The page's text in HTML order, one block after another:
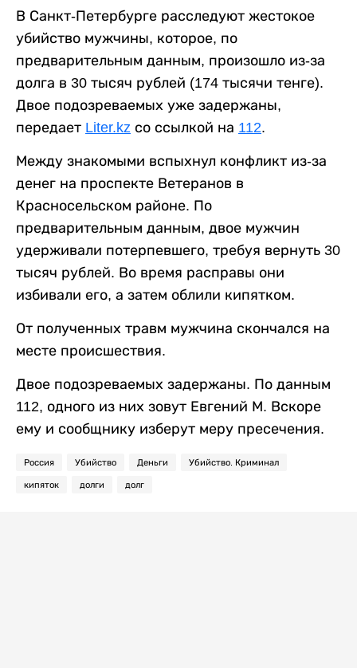
В Санкт-Петербурге расследуют жестокое
убийство мужчины, которое, по
предварительным данным, произошло из-за
долга в 30 тысяч рублей (174 тысячи тенге).
Двое подозреваемых уже задержаны,
передает Liter.kz со ссылкой на 112.
Между знакомыми вспыхнул конфликт из-за
денег на проспекте Ветеранов в
Красносельском районе. По
предварительным данным, двое мужчин
удерживали потерпевшего, требуя вернуть 30
тысяч рублей. Во время расправы они
избивали его, а затем облили кипятком.
От полученных травм мужчина скончался на
месте происшествия.
Двое подозреваемых задержаны. По данным
112, одного из них зовут Евгений М. Вскоре
ему и сообщнику изберут меру пресечения.
Россия Убийство Деньги Убийство. Криминал
кипяток долги долг